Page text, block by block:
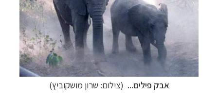
אבק פילים... (צילום: שרון מושקוביץ)